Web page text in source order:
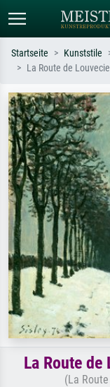
Suchen Sie nach
oder Stilen – z.B.
Sternennacht,
Hokusai, Akt.
Startseite Kunststile
La Route de
La Route de
(La